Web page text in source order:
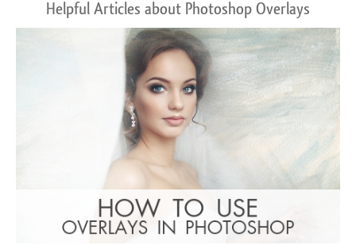
Helpful Articles about Photoshop Overlays